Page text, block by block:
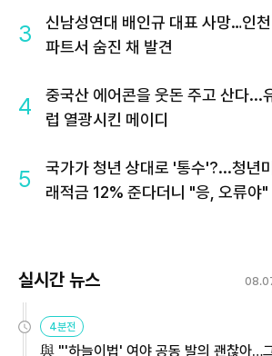
3
신남성연대 배인규 대표 사망…인
파트서 숨진 채 발견
4
중국산 에어콘을 웃돈 주고 산다...
럽 열광시킨 메이디
5
국가가 청년 상대로 '통수'?...청년미
래적금 12% 준다더니 "응, 오류야"
실시간 뉴스
4분전
與 "'하늘이법' 여야 공동 발의 괜찮아…